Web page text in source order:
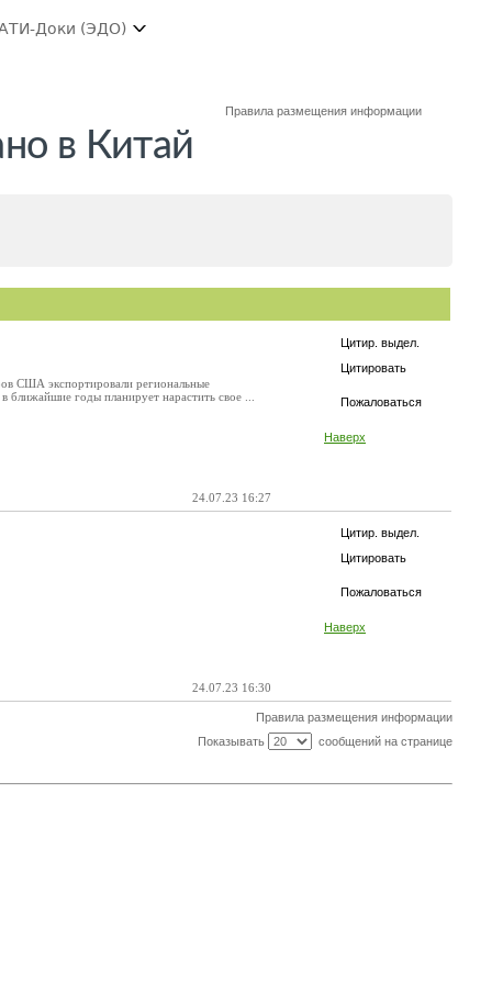
Доки (ЭДО)
Правила размещения информации
в Китай
Цитир. выдел.
Цитировать
Пожаловаться
Наверх
США экспортировали региональные
годы планирует нарастить свое ...
24.07.23 16:27
Цитир. выдел.
Цитировать
Пожаловаться
Наверх
24.07.23 16:30
Правила размещения информации
Показывать
сообщений на странице